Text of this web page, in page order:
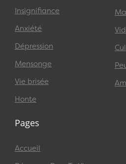
Insignifiance
Anxiété
Dépression
Mensonge
Vie brisée
Honte
Pages
Accueil